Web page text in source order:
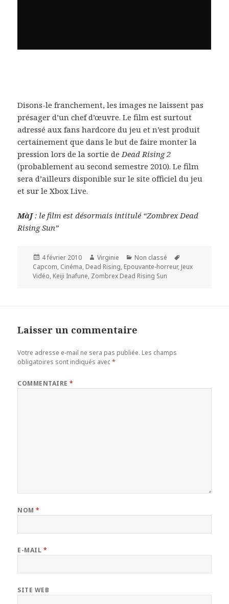
Disons-le franchement, les images ne laissent pas
présager d’un chef d’œuvre. Le film est surtout
adressé aux fans hardcore du jeu et n’est produit
certainement que dans le but de faire monter la
pression lors de la sortie de Dead Rising 2
(probablement au second semestre 2010). Le film
sera d’ailleurs disponible sur le site officiel du jeu
et sur le Xbox Live.
MàJ: le film est désormais intitulé “Zombrex Dead
Rising Sun”
Publié
le
4 février 2010 Auteur
Virginie Catégories
Non classé
clés
Capcom, Cinéma, Dead Rising, Epouvante-horreur, Jeux
Vidéo, Keiji Inafune, Zombrex Dead Rising Sun
Laisser un commentaire
Votre adresse e-mail ne sera pas publiée. Les champs
obligatoires sont indiqués avec*
COMMENTAIRE*
NOM*
E-MAIL *
SITE WEB